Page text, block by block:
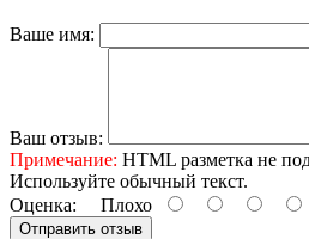
Ваше имя:
Ваш отзыв:
Примечание: HTML разметка не
Используйте обычный текст.
Оценка: Плохо
Отправить отзыв